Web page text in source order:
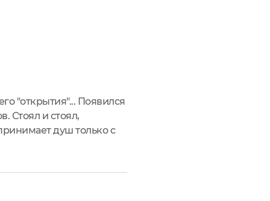
"открытия"... Появился
Стоял и стоял,
душ только с